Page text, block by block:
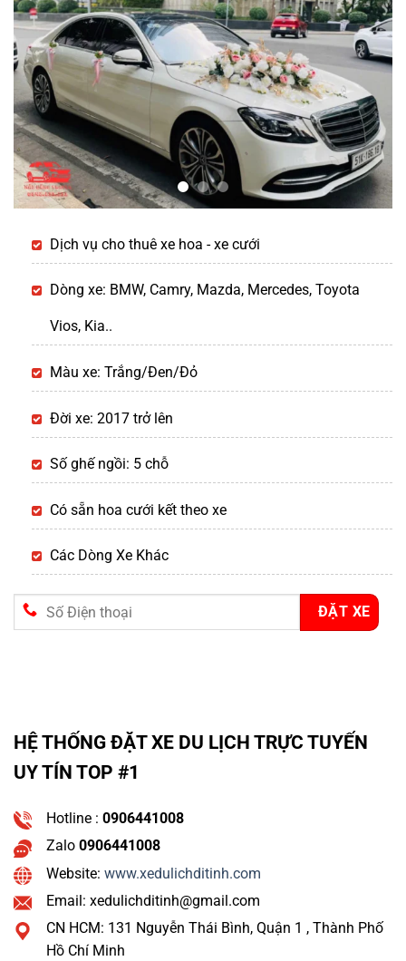
Dịch vụ cho thuê xe hoa - xe cưới
Dòng xe: BMW, Camry, Mazda, Mercedes, Toyota
Vios, Kia..
Màu xe: Trắng/Đen/Đỏ
Đời xe: 2017 trở lên
Số ghế ngồi: 5 chỗ
Có sẵn hoa cưới kết theo xe
Các Dòng Xe Khác
HỆ THỐNG ĐẶT XE DU LỊCH TRỰC TUYẾN
UY TÍN TOP #1
Hotline : 0906441008
Zalo 0906441008
Website: www.xedulichditinh.com
Email: xedulichditinh@gmail.com
CN HCM: 131 Nguyễn Thái Bình, Quận 1 , Thành Phố
Hồ Chí Minh